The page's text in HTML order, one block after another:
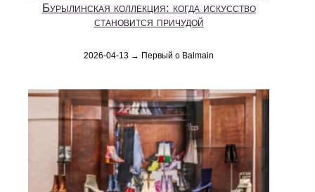
Бурылинская коллекция: когда искусство
становится причудой
2026-04-13 → Первый о Balmain